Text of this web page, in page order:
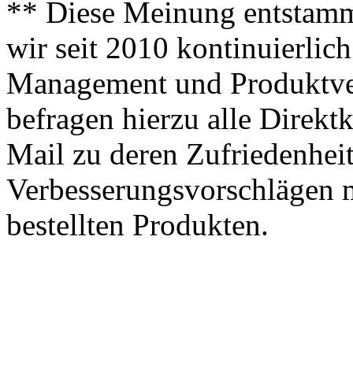
** Diese Meinung
wir seit 2010
Management und
befragen hierzu alle
Mail zu deren
bestellten Produkten.